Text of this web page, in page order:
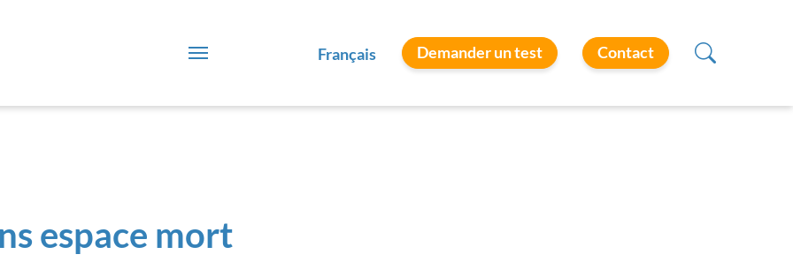
Français Demander un test Contact
espace mort